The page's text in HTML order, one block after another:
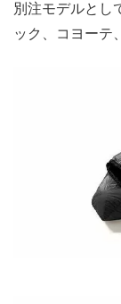
別注モデルとし
ック、コヨーテ